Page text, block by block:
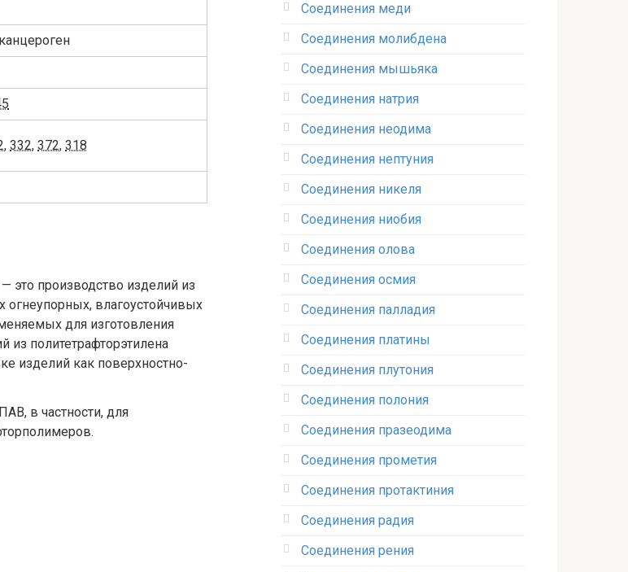
, 332, 372, 318
это производство изделий из
огнеупорных, влагоустойчивых
для изготовления
из политетрафторэтилена
изделий как поверхностно-
в частности, для
Соединения меди
Соединения молибдена‎
Соединения мышьяка‎ ‎
Соединения натрия‎
Соединения неодима‎
Соединения нептуния‎
Соединения никеля‎
Соединения ниобия‎
Соединения олова‎
Соединения осмия‎
Соединения палладия‎
Соединения платины‎
Соединения плутония‎
Соединения полония‎
Соединения празеодима‎
Соединения прометия‎
Соединения протактиния‎
Соединения радия‎
Соединения рения‎